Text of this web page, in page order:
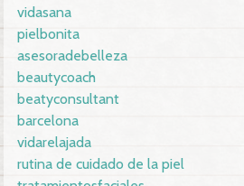
vidasana
pielbonita
asesoradebelleza
beautycoach
beatyconsultant
barcelona
vidarelajada
rutina de cuidado de la piel